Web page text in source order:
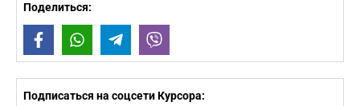
Поделиться:
FacebookWhatsAppTelegram
Подписаться на соцсети Курсора: